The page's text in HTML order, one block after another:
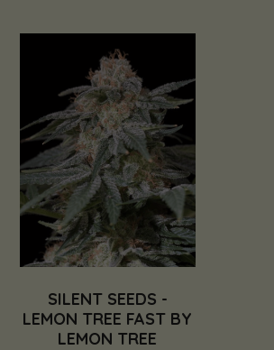
SILENT SEEDS -
LEMON TREE FAST BY
LEMON TREE